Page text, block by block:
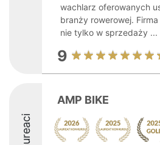
wachlarz oferowanych
branży rowerowej.
nie tylko w sprzedaży ...
9
Laureaci
AMP BIKE